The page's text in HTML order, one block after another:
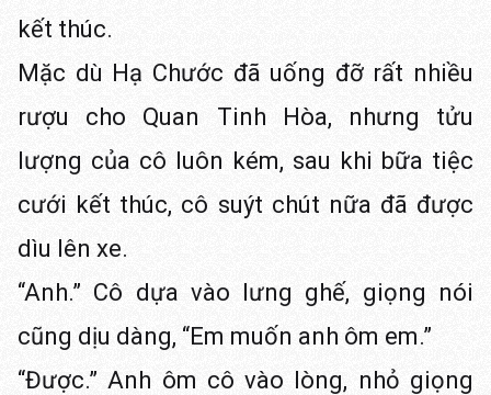
kết thúc.
Mặc dù Hạ Chước đã uống đỡ rất nhiều
rượu cho Quan Tinh Hòa, nhưng tửu
lượng của cô luôn kém, sau khi bữa tiệc
cưới kết thúc, cô suýt chút nữa đã được
dìu lên xe.
“Anh.” Cô dựa vào lưng ghế, giọng nói
cũng dịu dàng, “Em muốn anh ôm em.”
“Được.” Anh ôm cô vào lòng, nhỏ giọng